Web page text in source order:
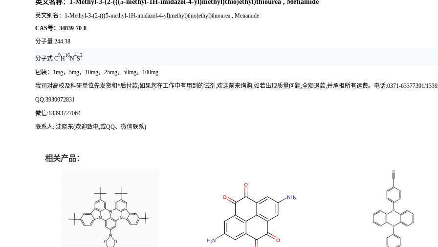
英文名称：1-Methyl-3-(2-(((5-methyl-1H-imidazol-4-yl)methyl)thio)ethyl)thiourea , Metiamide
英文别名：1-Methyl-3-(2-(((5-methyl-1H-imidazol-4-yl)methyl)thio)ethyl)thiourea , Metiamide
CAS号： 34839-70-8
分子量 244.38
分子式 C
9
H
16
N
4
S
2
包装： 1mg，5mg，10mg，25mg，50mg，100mg
我司对高校及科研单位先发货和*后付款;如果您在工作中有用到的试剂,欢迎前来询购,如若出现质量问题,全额退款,并承担所有运费。电话:0371-63377391/
QQ:3930072831
微信:13393727064
联系人: 沈晓东(欢迎致电,或QQ、微信联系)
相关产品：